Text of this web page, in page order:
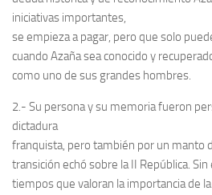
iniciativas importantes,
se empieza a pagar, pero que solo
cuando Azaña sea conocido y
como uno de sus grandes hombres.
2.- Su persona y su memoria fueron
dictadura
franquista, pero también por un manto
transición echó sobre la II República.
tiempos que valoran la importancia de